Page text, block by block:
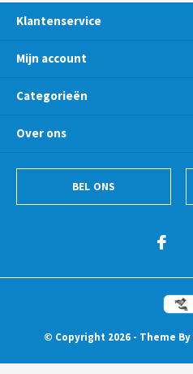
Klantenservice
Mijn account
Categorieën
Over ons
BEL ONS
© Copyright 2026 - Theme By